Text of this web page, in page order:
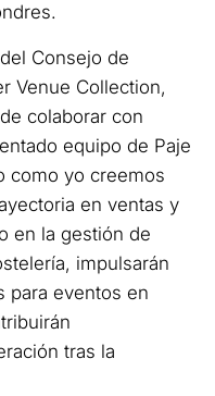
Consejo de
Venue Collection,
colaborar con
equipo de Paje
como yo creemos
en ventas y
en la gestión de
impulsarán
para eventos en
tras la